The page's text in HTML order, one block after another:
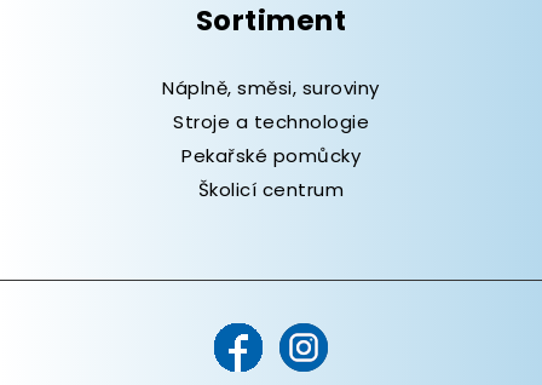
Sortiment
Náplně, směsi, suroviny
Stroje a technologie
Pekařské pomůcky
Školicí centrum